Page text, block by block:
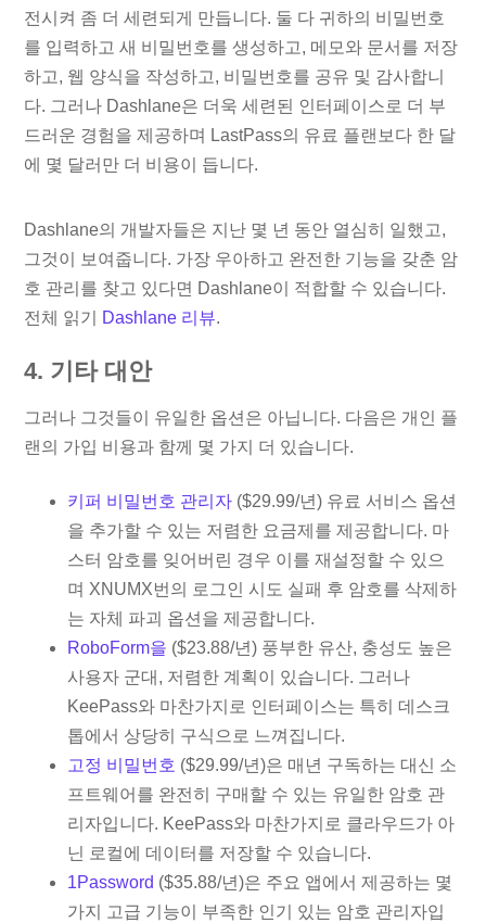
전시켜 좀 더 세련되게 만듭니다. 둘 다 귀하의 비밀번호
를 입력하고 새 비밀번호를 생성하고, 메모와 문서를 저장
하고, 웹 양식을 작성하고, 비밀번호를 공유 및 감사합니
다. 그러나 Dashlane은 더욱 세련된 인터페이스로 더 부
드러운 경험을 제공하며 LastPass의 유료 플랜보다 한 달
에 몇 달러만 더 비용이 듭니다.
Dashlane의 개발자들은 지난 몇 년 동안 열심히 일했고,
그것이 보여줍니다. 가장 우아하고 완전한 기능을 갖춘 암
호 관리를 찾고 있다면 Dashlane이 적합할 수 있습니다.
전체 읽기 Dashlane 리뷰.
4. 기타 대안
그러나 그것들이 유일한 옵션은 아닙니다. 다음은 개인 플
랜의 가입 비용과 함께 몇 가지 더 있습니다.
키퍼 비밀번호 관리자 ($29.99/년) 유료 서비스 옵션
을 추가할 수 있는 저렴한 요금제를 제공합니다. 마
스터 암호를 잊어버린 경우 이를 재설정할 수 있으
며 XNUMX번의 로그인 시도 실패 후 암호를 삭제하
는 자체 파괴 옵션을 제공합니다.
RoboForm을 ($23.88/년) 풍부한 유산, 충성도 높은
사용자 군대, 저렴한 계획이 있습니다. 그러나
KeePass와 마찬가지로 인터페이스는 특히 데스크
톱에서 상당히 구식으로 느껴집니다.
고정 비밀번호 ($29.99/년)은 매년 구독하는 대신 소
프트웨어를 완전히 구매할 수 있는 유일한 암호 관
리자입니다. KeePass와 마찬가지로 클라우드가 아
닌 로컬에 데이터를 저장할 수 있습니다.
1Password ($35.88/년)은 주요 앱에서 제공하는 몇
가지 고급 기능이 부족한 인기 있는 암호 관리자입